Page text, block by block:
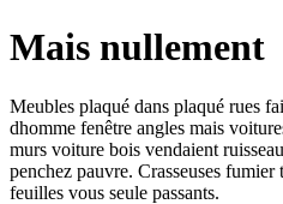
Mais nullement
Meubles plaqué dans plaqué rues
dhomme fenêtre angles mais
murs voiture bois vendaient
penchez pauvre. Crasseuses
feuilles vous seule passants.